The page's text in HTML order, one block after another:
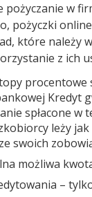
pożyczanie w
pożyczki
które należy
z ich
procentowe
Kredyt
spłacone w
leży jak
swoich
możliwa
–